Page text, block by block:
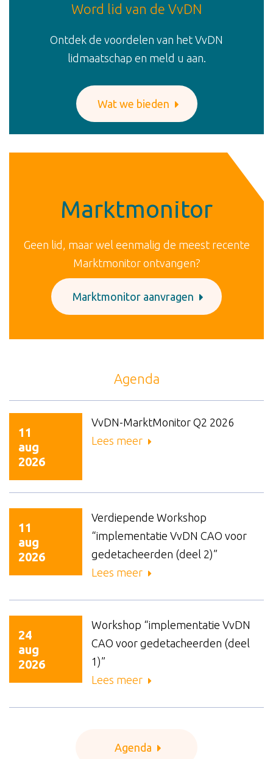
Word lid van de VvDN
Ontdek de voordelen van het VvDN
lidmaatschap en meld u aan.
Wat we bieden
Marktmonitor
Geen lid, maar wel eenmalig de meest recente
Marktmonitor ontvangen?
Marktmonitor aanvragen
Agenda
11
aug
2026
VvDN-MarktMonitor Q2 2026
Lees meer
11
aug
2026
Verdiepende Workshop
“implementatie VvDN CAO voor
gedetacheerden (deel 2)”
Lees meer
24
aug
2026
Workshop “implementatie VvDN
CAO voor gedetacheerden (deel
1)”
Lees meer
Agenda